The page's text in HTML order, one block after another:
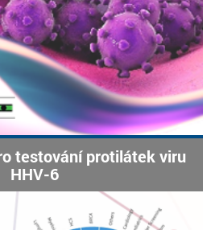
testování protilátek viru
HHV-6